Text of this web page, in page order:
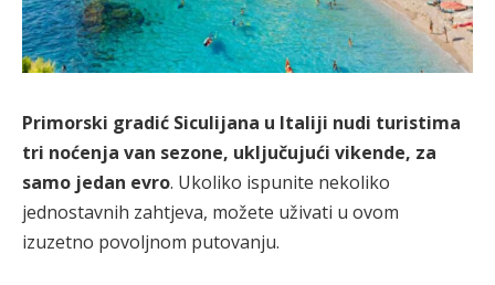
Primorski gradić Siculijana u Italiji nudi turistima
tri noćenja van sezone, uključujući vikende, za
samo jedan evro. Ukoliko ispunite nekoliko
jednostavnih zahtjeva, možete uživati u ovom
izuzetno povoljnom putovanju.